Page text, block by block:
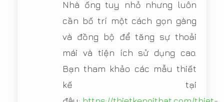
Nhà ống tuy nhỏ nhưng luôn
cần bố trí một cách gọn gàng
và đồng bộ để tăng sự thoải
mái và tiện ích sử dụng cao.
Bạn tham khảo các mẫu thiết
kế tại